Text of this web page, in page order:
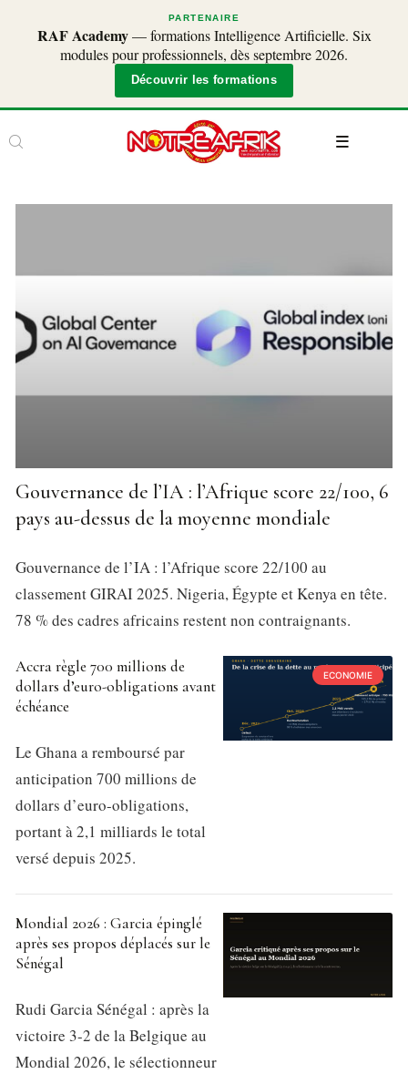
PARTENAIRE
RAF Academy— formations Intelligence Artificielle. Six
modules pour professionnels, dès septembre 2026.
Découvrir les formations
Gouvernance de l’IA : l’Afrique score 22/100, 6
pays au-dessus de la moyenne mondiale
Gouvernance de l’IA : l’Afrique score 22/100 au
classement GIRAI 2025. Nigeria, Égypte et Kenya en tête.
78 % des cadres africains restent non contraignants.
ECONOMIE
Accra règle 700 millions de
dollars d’euro-obligations avant
échéance
Le Ghana a remboursé par
anticipation 700 millions de
dollars d’euro-obligations,
portant à 2,1 milliards le total
versé depuis 2025.
Mondial 2026 : Garcia épinglé
après ses propos déplacés sur le
Sénégal
Rudi Garcia Sénégal : après la
victoire 3-2 de la Belgique au
Mondial 2026, le sélectionneur